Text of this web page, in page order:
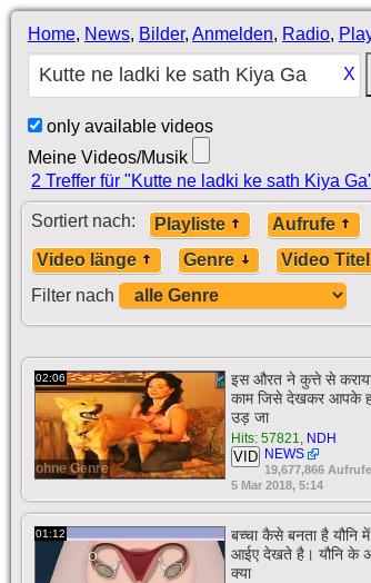
Home, News, Bilder, Anmelden, Radio,
X
only available videos
Meine Videos/Musik
2 Treffer für "Kutte ne ladki ke sath Kiya
Sortiert nach: Playliste
Aufrufe
Video länge
Genre
Video Titel
Filter nach
02:06
ohne Genre
इस औरत ने कुत्ते से
काम जिसे देखकर आपके
उड़ जा
Hits: 57821, NDH
NEWS
VID
19,677,866 Aufrufe
5 Mar 2018, 5:14
01:12
बच्चा कैसे बनता है यौनि में
आईए देखते है। यौनि के
क्या